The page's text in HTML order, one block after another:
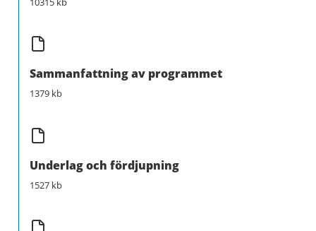
Sammanfattning av programmet
1379 kb
Underlag och fördjupning
1527 kb